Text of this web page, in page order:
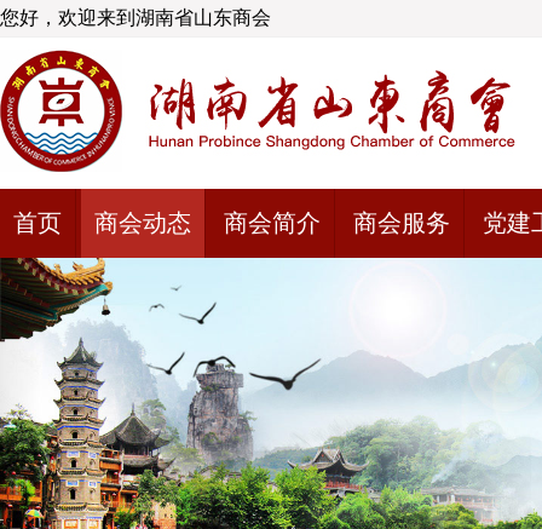
您好，欢迎来到湖南省山东商会
首页 商会动态 商会简介 商会服务 党建